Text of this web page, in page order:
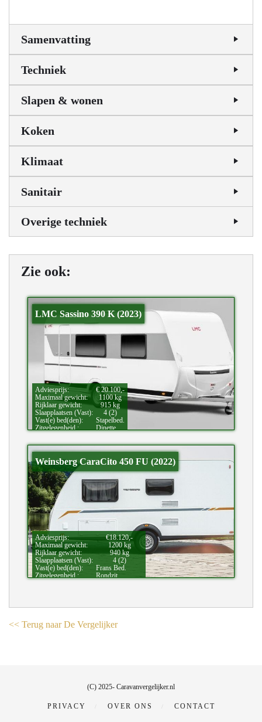
Samenvatting
Techniek
Slapen & wonen
Koken
Klimaat
Sanitair
Overige techniek
Zie ook:
LMC Sassino 390 K (2023)
Adviesprijs:
€ 20.100,-
Maximaal gewicht:
1100 kg
Rijklaar gewicht:
915 kg
Slaapplaatsen (Vast):
4 (2)
Vast(e) bed(den):
Stapelbed.
Zitgelegenheid.:
Dinette.
Weinsberg CaraCito 450 FU (2022)
Adviesprijs:
€18.120,-
Maximaal gewicht:
1200 kg
Rijklaar gewicht:
940 kg
Slaapplaatsen (Vast):
4 (2)
Vast(e) bed(den):
Frans Bed.
Zitgelegenheid.:
Rondzit.
<< Terug naar De Vergelijker
(C) 2025- Caravanvergelijker.nl
PRIVACY OVER ONS CONTACT